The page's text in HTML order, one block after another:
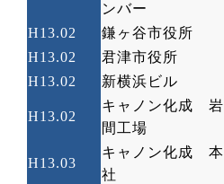
ンバー
H13.02 鎌ヶ谷市役所
H13.02
君津市役所
H13.02
新横浜ビル
H13.02
キャノン化成 岩
間工場
H13.03
キャノン化成 本
社